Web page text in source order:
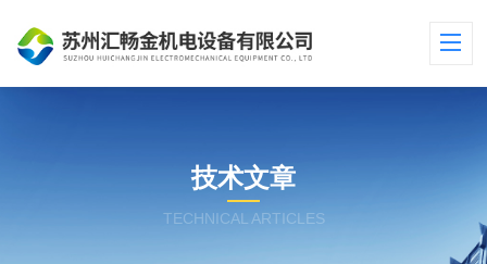
技术文章
TECHNICAL ARTICLES